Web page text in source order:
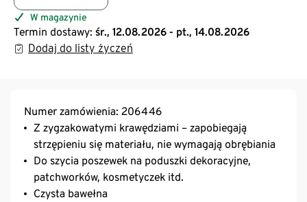
W magazynie
Termin dostawy: śr., 12.08.2026 - pt., 14.08.2026
Dodaj do listy życzeń
Numer zamówienia: 206446
Z zygzakowatymi krawędziami – zapobiegają
strzępieniu się materiału, nie wymagają obrębiania
Do szycia poszewek na poduszki dekoracyjne,
patchworków, kosmetyczek itd.
Czysta bawełna